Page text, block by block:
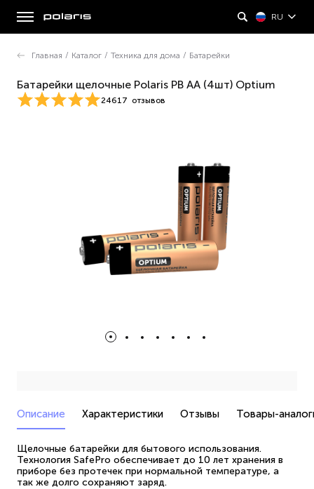
RU
Главная / Каталог / Техника для дома / Батарейки
Батарейки щелочные Polaris PB AA (4шт) Optium
24617 отзывов
Описание Характеристики Отзывы Товары-
Щелочные батарейки для бытового использования.
Технология SafePro обеспечивает до 10 лет хранения в
приборе без протечек при нормальной температуре, а
так же долго сохраняют заряд.